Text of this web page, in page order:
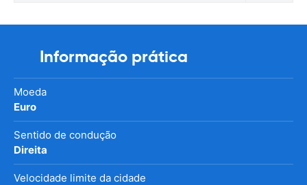
Informação prática
Moeda
Euro
Sentido de condução
Direita
Velocidade limite da cidade